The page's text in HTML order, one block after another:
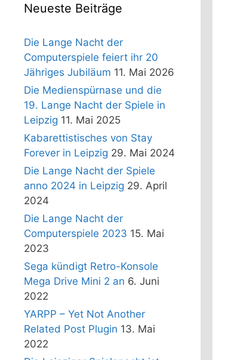
Neueste Beiträge
Die Lange Nacht der
Computerspiele feiert ihr 20
Jähriges Jubiläum 11. Mai 2026
Die Medienspürnase und die
19. Lange Nacht der Spiele in
Leipzig 11. Mai 2025
Kabarettistisches von Stay
Forever in Leipzig 29. Mai 2024
Die Lange Nacht der Spiele
anno 2024 in Leipzig 29. April
2024
Die Lange Nacht der
Computerspiele 2023 15. Mai
2023
Sega kündigt Retro-Konsole
Mega Drive Mini 2 an 6. Juni
2022
YARPP – Yet Not Another
Related Post Plugin 13. Mai
2022